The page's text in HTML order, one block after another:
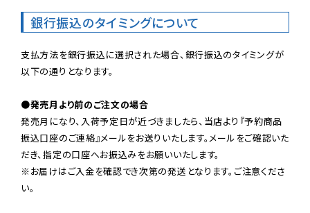
銀行振込のタイミングについて
支払方法を銀行振込に選択された場合、銀行振込のタイミングが
以下の通りとなります。
●発売月より前のご注文の場合
発売月になり、入荷予定日が近づきましたら、当店より『予約商品
振込口座のご連絡』メールをお送りいたします。メールをご確認いた
だき、指定の口座へお振込みをお願いいたします。
※お届けはご入金を確認でき次第の発送となります。ご注意くださ
い。